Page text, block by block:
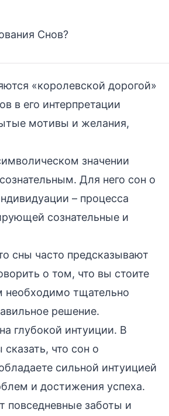
Снов?
«королевской дорогой»
в его интерпретации
мотивы и желания,
значении
Для него сон о
– процесса
сознательные и
сны часто предсказывают
о том, что вы стоите
необходимо тщательно
решение.
глубокой интуиции. В
что сон о
сильной интуицией
и достижения успеха.
повседневные заботы и